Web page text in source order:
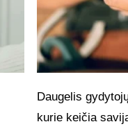
Daugelis
kurie keičia